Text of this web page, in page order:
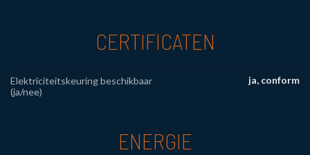
CERTIFICATEN
Elektriciteitskeuring beschikbaar
(ja/nee)
ja, conform
ENERGIE